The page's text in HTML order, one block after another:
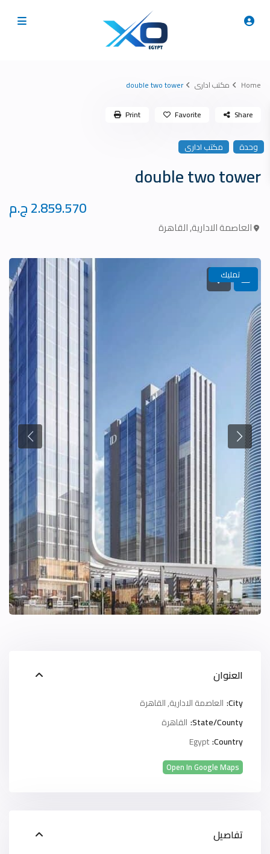
Home مكتب ادارى double two tower
وحدة مكتب ادارى
double two tower
2.859.570 ج.م
العاصمة الادارية,القاهرة
Share
Favorite
Print
تمليك
العنوان
City: العاصمة الادارية,القاهرة
State/County: القاهرة
Country:
Egypt
Open In Google Maps
تفاصيل